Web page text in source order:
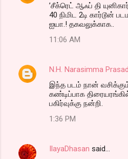
’சீக்ரெட் ஆஃப் தி
40 நிமிட 2டி கார்டூன்
ஐயா.! தகவலுக்காக..
11:06 AM
N.H. Narasimma Prasad
இந்த படம் நான்
கண்டிப்பாக
பகிர்வுக்கு நன்றி.
1:36 PM
IlayaDhasan said…